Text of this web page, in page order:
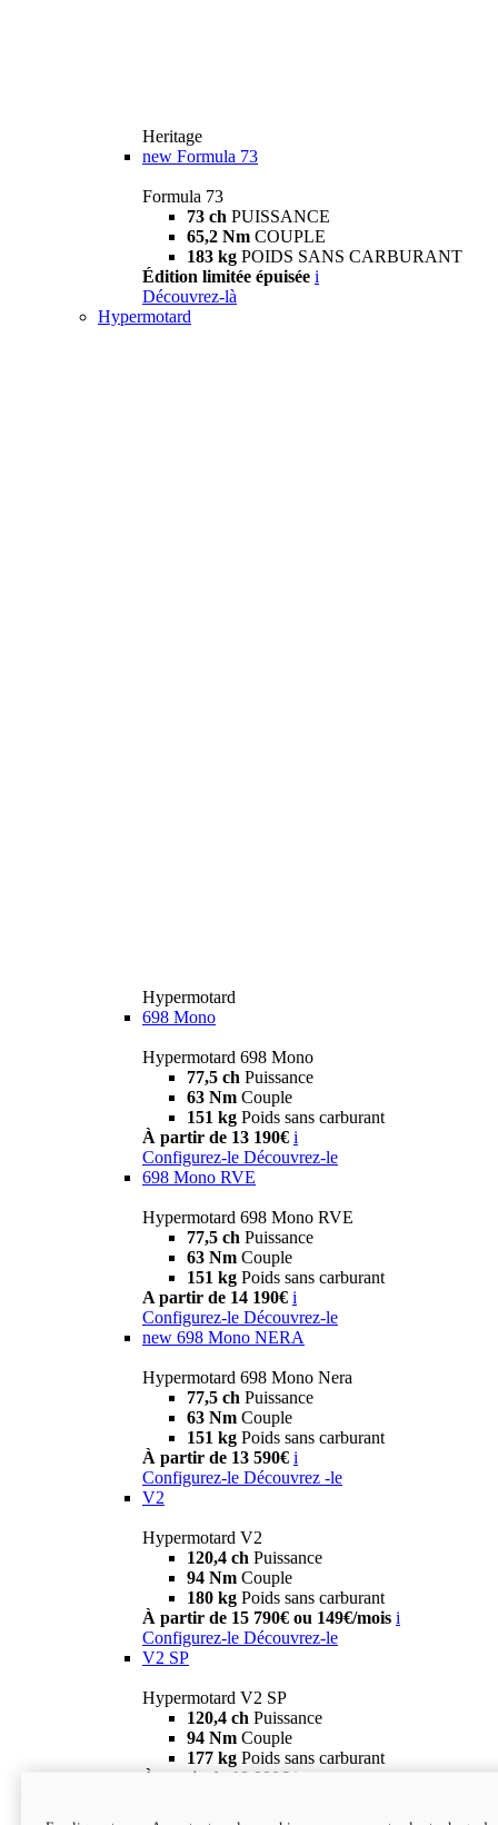
Heritage
new Formula 73
Formula 73
73 ch PUISSANCE
65,2 Nm COUPLE
183 kg POIDS SANS CARBURANT
Édition limitée épuisée i
Découvrez-là
Hypermotard
Hypermotard
698 Mono
Hypermotard 698 Mono
77,5 ch Puissance
63 Nm Couple
151 kg Poids sans carburant
À partir de 13 190€ i
Configurez-le Découvrez-le
698 Mono RVE
Hypermotard 698 Mono RVE
77,5 ch Puissance
63 Nm Couple
151 kg Poids sans carburant
A partir de 14 190€ i
Configurez-le Découvrez-le
new 698 Mono NERA
Hypermotard 698 Mono Nera
77,5 ch Puissance
63 Nm Couple
151 kg Poids sans carburant
À partir de 13 590€ i
Configurez-le Découvrez -le
V2
Hypermotard V2
120,4 ch Puissance
94 Nm Couple
180 kg Poids sans carburant
À partir de 15 790€ ou 149€/mois i
Configurez-le Découvrez-le
V2 SP
Hypermotard V2 SP
120,4 ch Puissance
94 Nm Couple
177 kg Poids sans carburant
À partir de 19 990€ i
new
V2 SP 100